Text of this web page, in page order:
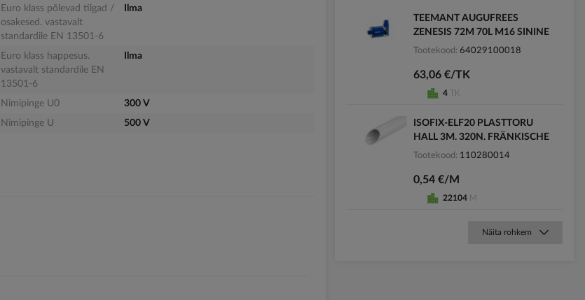
Euro klass põlevad tilgad /
osakesed. vastavalt
standardile EN 13501-6
Ilma
Euro klass happesus.
vastavalt standardile EN
13501-6
Ilma
Nimipinge U0
300 V
Nimipinge U
500 V
TEEMANT AUGUFREES
ZENESIS 72M 70L M16 SININE
Tootekood 64029100018
63,06 €/TK
4 TK
ISOFIX-ELF20 PLASTTORU
HALL 3M. 320N. FRÄNKISCHE
Tootekood 110280014
0,54 €/M
22104 M
Näita rohkem